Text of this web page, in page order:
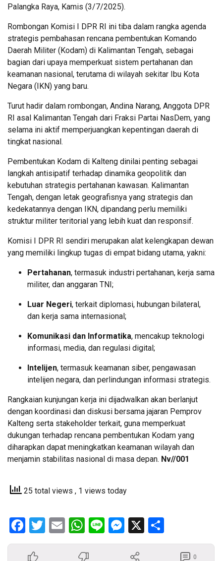
Palangka Raya, Kamis (3/7/2025).
Rombongan Komisi I DPR RI ini tiba dalam rangka agenda
strategis pembahasan rencana pembentukan Komando
Daerah Militer (Kodam) di Kalimantan Tengah, sebagai
bagian dari upaya memperkuat sistem pertahanan dan
keamanan nasional, terutama di wilayah sekitar Ibu Kota
Negara (IKN) yang baru.
Turut hadir dalam rombongan, Andina Narang, Anggota DPR
RI asal Kalimantan Tengah dari Fraksi Partai NasDem, yang
selama ini aktif memperjuangkan kepentingan daerah di
tingkat nasional.
Pembentukan Kodam di Kalteng dinilai penting sebagai
langkah antisipatif terhadap dinamika geopolitik dan
kebutuhan strategis pertahanan kawasan. Kalimantan
Tengah, dengan letak geografisnya yang strategis dan
kedekatannya dengan IKN, dipandang perlu memiliki
struktur militer teritorial yang lebih kuat dan responsif.
Komisi I DPR RI sendiri merupakan alat kelengkapan dewan
yang memiliki lingkup tugas di empat bidang utama, yakni:
Pertahanan, termasuk industri pertahanan, kerja sama
militer, dan anggaran TNI;
Luar Negeri, terkait diplomasi, hubungan bilateral,
dan kerja sama internasional;
Komunikasi dan Informatika, mencakup teknologi
informasi, media, dan regulasi digital;
Intelijen, termasuk keamanan siber, pengawasan
intelijen negara, dan perlindungan informasi strategis.
Rangkaian kunjungan kerja ini dijadwalkan akan berlanjut
dengan koordinasi dan diskusi bersama jajaran Pemprov
Kalteng serta stakeholder terkait, guna memperkuat
dukungan terhadap rencana pembentukan Kodam yang
diharapkan dapat meningkatkan keamanan wilayah dan
menjamin stabilitas nasional di masa depan. Nv//001
25 total views , 1 views today
Facebook
Twitter
EmailWhatsApp
LineMessenger
X
0